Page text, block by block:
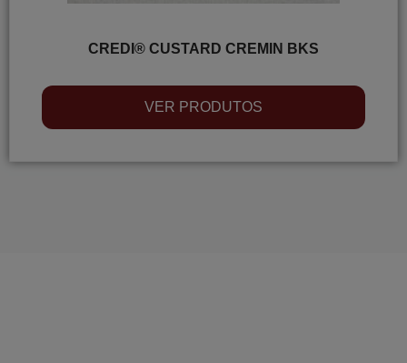
CREDI® CUSTARD CREMIN BKS
VER PRODUTOS